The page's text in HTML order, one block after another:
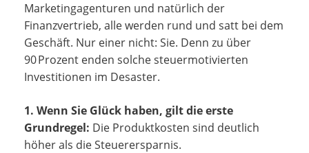
Marketingagenturen und natürlich der
Finanzvertrieb, alle werden rund und satt bei dem
Geschäft. Nur einer nicht: Sie. Denn zu über
90 Prozent enden solche steuermotivierten
Investitionen im Desaster.
1. Wenn Sie Glück haben, gilt die erste
Grundregel: Die Produktkosten sind deutlich
höher als die Steuerersparnis.